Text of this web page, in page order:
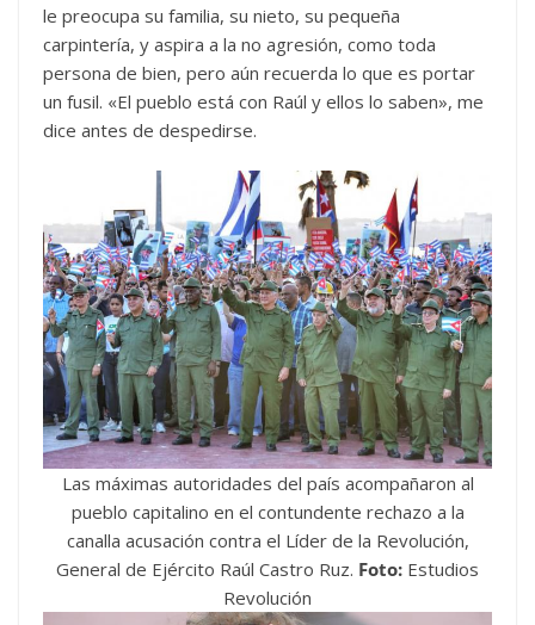
le preocupa su familia, su nieto, su pequeña
carpintería, y aspira a la no agresión, como toda
persona de bien, pero aún recuerda lo que es portar
un fusil. «El pueblo está con Raúl y ellos lo saben», me
dice antes de despedirse.
Las máximas autoridades del país acompañaron al
pueblo capitalino en el contundente rechazo a la
canalla acusación contra el Líder de la Revolución,
General de Ejército Raúl Castro Ruz. Foto: Estudios
Revolución